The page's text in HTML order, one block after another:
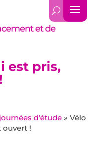
et de
est pris,
d'étude» Vélo
ouvert !